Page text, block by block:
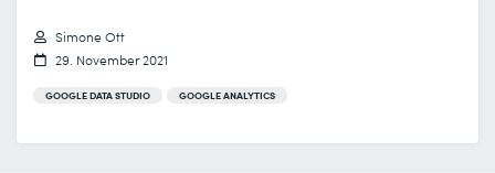
Simone Ott
29. November 2021
GOOGLE DATA STUDIO GOOGLE ANALYTICS